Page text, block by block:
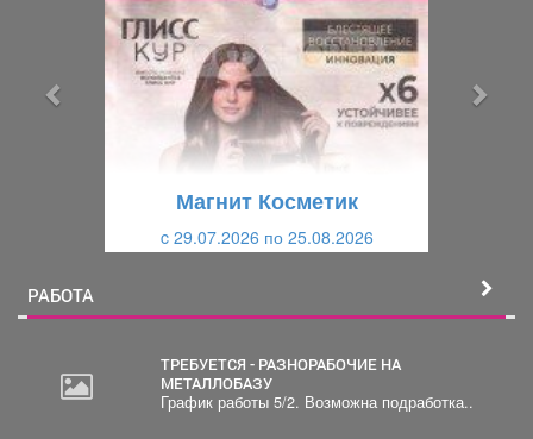
Магнит Косметик
c 29.07.2026 по 25.08.2026
РАБОТА
ТРЕБУЕТСЯ - РАЗНОРАБОЧИЕ НА
МЕТАЛЛОБАЗУ
График работы 5/2. Возможна подработка..